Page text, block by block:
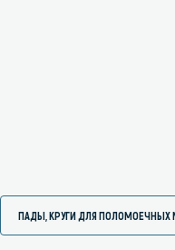
ПАДЫ, КРУГИ ДЛЯ